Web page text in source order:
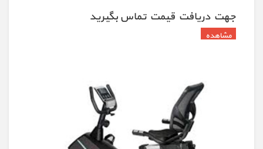
جهت دريافت قيمت تماس بگيريد